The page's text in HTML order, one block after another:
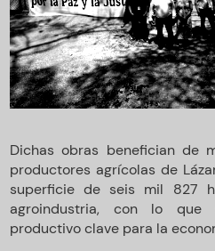
Dichas obras benefician de
productores agrícolas de
superficie de seis mil 827
agroindustria, con lo
productivo clave para la